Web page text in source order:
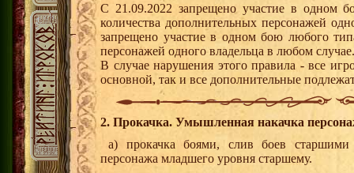
С 21.09.2022 запрещено участие в одном
количества дополнительных персонажей
запрещено участие в одном бою любого
персонажей одного владельца в любом случае.
В случае нарушения этого правила - все
основной, так и все дополнительные
2. Прокачка. Умышленная накачка
а) прокачка боями, слив боев
персонажа младшего уровня старшему.